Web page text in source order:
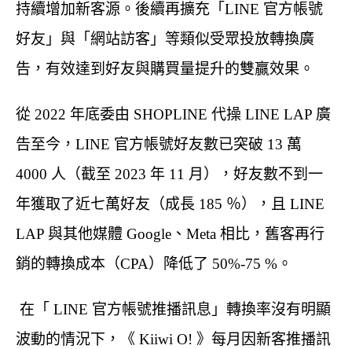
持續增加新客源。後續再擴充「LINE 官方帳號
好友」與「網站訪客」等類似受眾投放轉換廣
告，有效達到好友與購買量提升的雙贏效果。
從 2022 年底委由 SHOPLINE 代操 LINE LAP 廣
告至今，LINE 官方帳號好友數已突破 13 萬
4000 人（截至 2023 年 11 月），好友數不到一
年獲取了近七萬好友（成長 185 ％），且 LINE
LAP 與其他媒體 Google、Meta 相比，舊客再行
銷的轉換成本（CPA）降低了 50%-75 %。
在「 LINE 官方帳號推播訊息」轉換率沒有明顯
波動的情況下，《 Kiiwi O! 》每月因新客推播訊